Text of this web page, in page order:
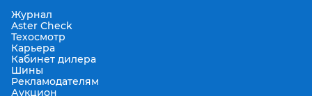
Журнал
Aster Check
Техосмотр
Карьера
Кабинет дилера
Шины
Рекламодателям
Аукцион